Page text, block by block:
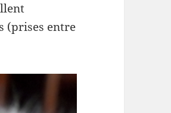
(prises entre